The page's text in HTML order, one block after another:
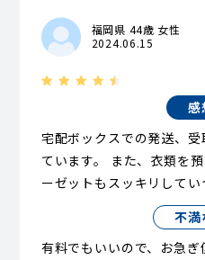
福岡県 44歳 女性
2024.06.15
感
宅配ボックスでの発送、
ています。 また、衣類を
ーゼットもスッキリしてい
不満
有料でもいいので、お急